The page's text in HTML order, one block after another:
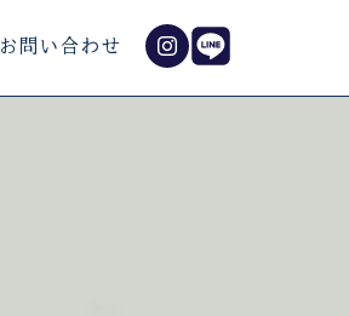
お問い合わせ